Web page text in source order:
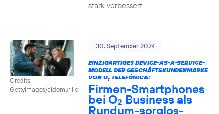
stark verbessert.
Credits:
Gettyimages/aldomurillo
30. September 2024
EINZIGARTIGES DEVICE-AS-A-SERVICE-
MODELL DER GESCHÄFTSKUNDENMARKE
VON O2TELEFÓNICA:
Firmen-Smartphones
bei O2 Business als
Rundum-sorglos-